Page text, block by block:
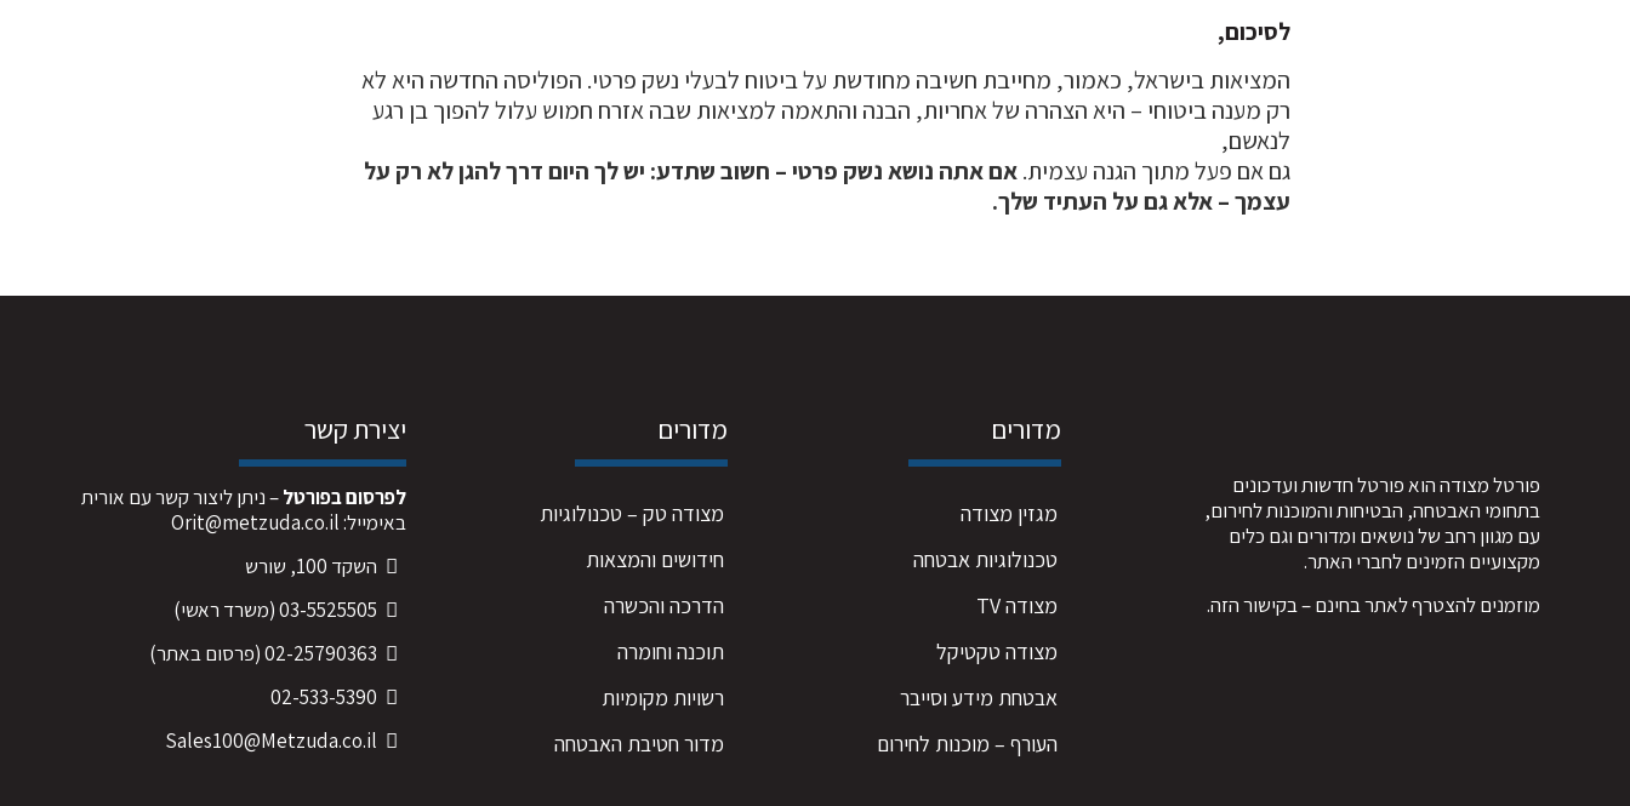
לסיכום,
המציאות בישראל, כאמור, מחייבת חשיבה מחודשת על ביטוח לבעלי נשק פרטי. הפוליסה החדשה היא לא
רק מענה ביטוחי – היא הצהרה של אחריות, הבנה והתאמה למציאות שבה אזרח חמוש עלול להפוך בן רגע
לנאשם,
גם אם פעל מתוך הגנה עצמית.אם אתה נושא נשק פרטי – חשוב שתדע: יש לך היום דרך להגן לא רק על
עצמך – אלא גם על העתיד שלך.
פורטל מצודה הוא פורטל חדשות ועדכונים
בתחומי האבטחה, הבטיחות והמוכנות לחירום,
עם מגוון רחב של נושאים ומדורים וגם כלים
מקצועיים הזמינים לחברי האתר.
מוזמנים להצטרף לאתר בחינם – בקישור הזה.
מדורים
מגזין מצודה
טכנולוגיות אבטחה
מצודה TV
מצודה טקטיקל
אבטחת מידע וסייבר
העורף – מוכנות לחירום
מדורים
מצודה טק – טכנולוגיות
חידושים והמצאות
הדרכה והכשרה
תוכנה וחומרה
רשויות מקומיות
מדור חטיבת האבטחה
יצירת קשר
לפרסום בפורטל– ניתן ליצור קשר עם אורית
באימייל:Orit@metzuda.co.il
השקד 100, שורש
03-5525505(משרד ראשי)
02-25790363(פרסום באתר)
02-533-5390
Sales100@Metzuda.co.il